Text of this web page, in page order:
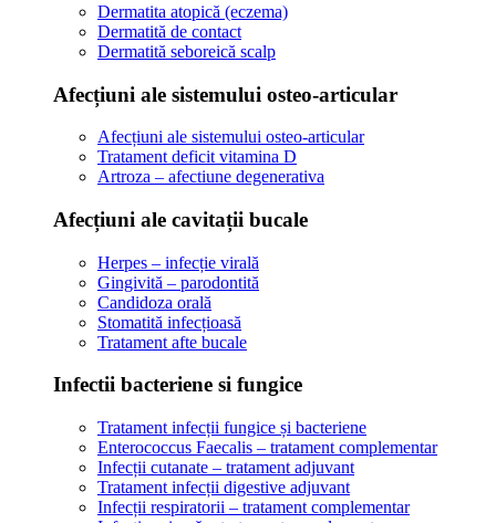
Dermatita atopică (eczema)
Dermatită de contact
Dermatită seboreică scalp
Afecțiuni ale sistemului osteo-articular
Afecțiuni ale sistemului osteo-articular
Tratament deficit vitamina D
Artroza – afectiune degenerativa
Afecțiuni ale cavitații bucale
Herpes – infecție virală
Gingivită – parodontită
Candidoza orală
Stomatită infecțioasă
Tratament afte bucale
Infectii bacteriene si fungice
Tratament infecții fungice și bacteriene
Enterococcus Faecalis – tratament complementar
Infecții cutanate – tratament adjuvant
Tratament infecții digestive adjuvant
Infecții respiratorii – tratament complementar